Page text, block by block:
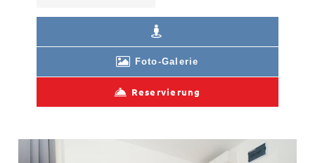
Foto-Galerie
Reservierung